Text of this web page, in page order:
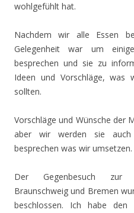
wohlgefühlt hat.
Nachdem wir alle Essen
Gelegenheit war um
besprechen und sie zu
Ideen und Vorschläge, was
sollten.
Vorschläge und Wünsche der
aber wir werden sie
besprechen was wir umsetzen.
Der Gegenbesuch zur
Braunschweig und Bremen
beschlossen. Ich habe den